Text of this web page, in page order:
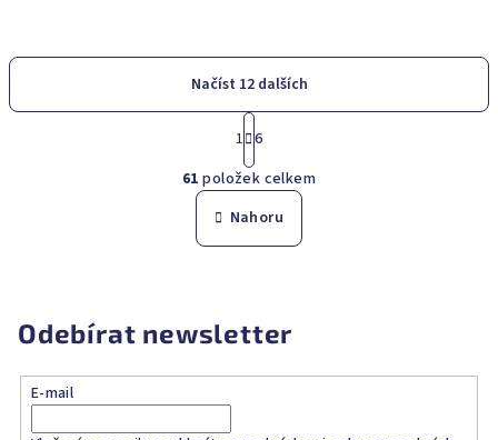
O
v
l
í
Načíst 12 dalších
S
t
r
á
n
k
o
í
1 6
61 položek celkem
Nahoru
Odebírat newsletter
E-mail